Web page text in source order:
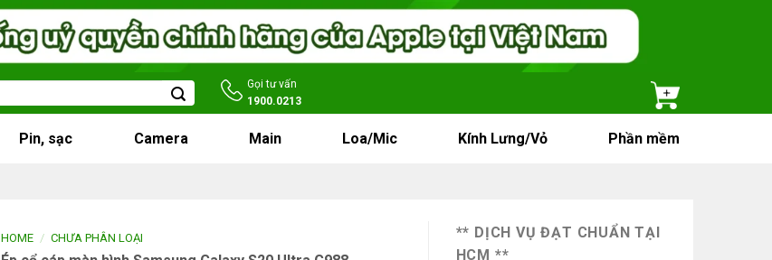
Gọi tư vấn
1900.0213
Pin, sạc Camera Main Loa/Mic Kính Lưng/Vỏ Phần mềm
HOME / CHƯA PHÂN LOẠI
** DỊCH VỤ ĐẠT CHUẨN TẠI
HCM **